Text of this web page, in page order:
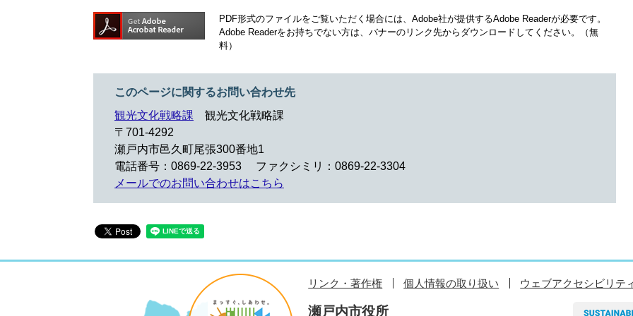
PDF形式のファイルをご覧いただく場合には、Adobe社が提供するAdobe Readerが必要です。
Adobe Readerをお持ちでない方は、バナーのリンク先からダウンロードしてください。（無
料）
このページに関するお問い合わせ先
観光文化戦略課
観光文化戦略課
〒701-4292
瀬戸内市邑久町尾張300番地1
電話番号：0869-22-3953
ファクシミリ：0869-22-3304
メールでのお問い合わせはこちら
リンク・著作権 個人情報の取り扱い ウェブアクセシビリテ
瀬戸内市役所